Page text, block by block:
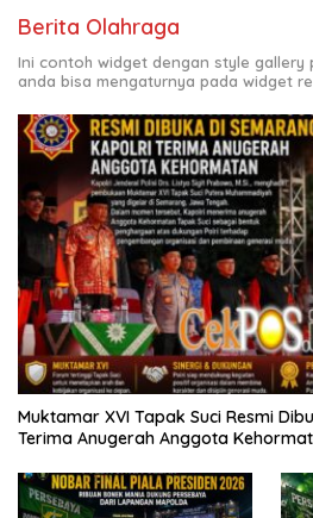
Berita Olahraga
Ini contoh widget dengan style gallery
anda bisa mengaturnya pada widget
Muktamar XVI Tapak Suci Resmi
Terima Anugerah Anggota